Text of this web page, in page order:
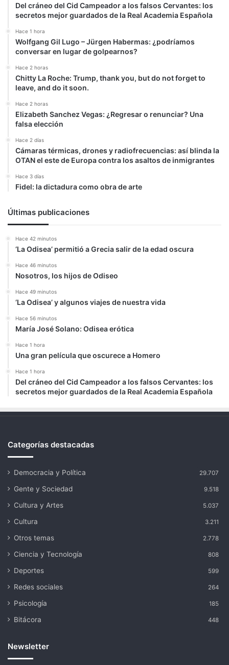
Del cráneo del Cid Campeador a los falsos Cervantes: los
secretos mejor guardados de la Real Academia Española
Hace 1 hora
Wolfgang Gil Lugo – Jürgen Habermas: ¿podríamos
conversar en lugar de golpearnos?
Hace 2 horas
Chitty La Roche: Trump, thank you, but do not forget to
leave, and do it soon.
Hace 2 horas
Elizabeth Sanchez Vegas: ¿Regresar o renunciar? Una
falsa elección
Hace 2 días
Cámaras térmicas, drones y radiofrecuencias: así blinda la
OTAN el este de Europa contra los asaltos de inmigrantes
Hace 3 días
Fidel: la dictadura como obra de arte
Últimas publicaciones
Hace 42 minutos
‘La Odisea’ permitió a Grecia salir de la edad oscura
Hace 46 minutos
Nosotros, los hijos de Odiseo
Hace 49 minutos
‘La Odisea’ y algunos viajes de nuestra vida
Hace 56 minutos
María José Solano: Odisea erótica
Hace 1 hora
Una gran película que oscurece a Homero
Hace 1 hora
Del cráneo del Cid Campeador a los falsos Cervantes: los
secretos mejor guardados de la Real Academia Española
Categorías destacadas
Democracia y Política 29.707
Gente y Sociedad 9.518
Cultura y Artes 5.037
Cultura 3.211
Otros temas 2.778
Ciencia y Tecnología 808
Deportes 599
Redes sociales 264
Psicología 185
Bitácora 448
Newsletter